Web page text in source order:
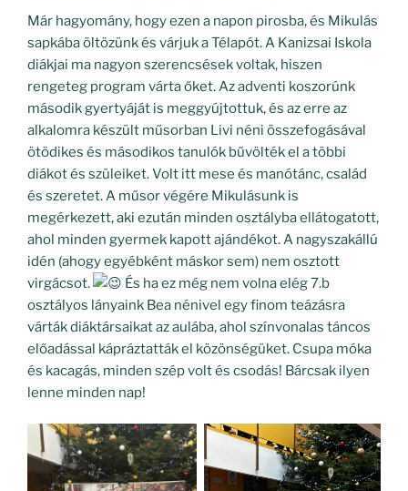
Már hagyomány, hogy ezen a napon pirosba, és Mikulás
sapkába öltözünk és várjuk a Télapót. A Kanizsai Iskola
diákjai ma nagyon szerencsések voltak, hiszen
rengeteg program várta őket. Az adventi koszorúnk
második gyertyáját is meggyújtottuk, és az erre az
alkalomra készült műsorban Livi néni összefogásával
ötödikes és másodikos tanulók bűvölték el a többi
diákot és szüleiket. Volt itt mese és manótánc, család
és szeretet. A műsor végére Mikulásunk is
megérkezett, aki ezután minden osztályba ellátogatott,
ahol minden gyermek kapott ajándékot. A nagyszakállú
idén (ahogy egyébként máskor sem) nem osztott
virgácsot.
És ha ez még nem volna elég 7.b
osztályos lányaink Bea nénivel egy finom teázásra
várták diáktársaikat az aulába, ahol színvonalas táncos
előadással kápráztatták el közönségüket. Csupa móka
és kacagás, minden szép volt és csodás! Bárcsak ilyen
lenne minden nap!